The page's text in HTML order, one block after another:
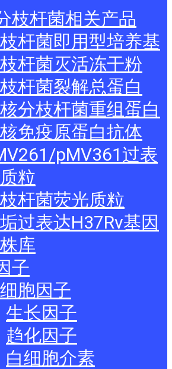
枝杆菌相关产品
杆菌即用型培养基
杆菌灭活冻干粉
杆菌裂解总蛋白
分枝杆菌重组蛋白
免疫原蛋白抗体
pMV361过表
粒
杆菌荧光质粒
过表达H37Rv基因
库
子
胞因子
生长因子
趋化因子
白细胞介素